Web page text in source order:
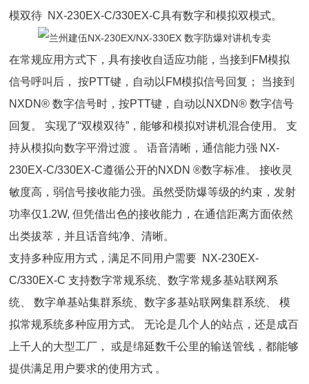
模双待 NX-230EX-C/330EX-C具有数字和模拟双模式。
在常规应用方式下，具有接收自适应功能，当接到FM模拟
信号呼叫后， 按PTT键，自动以FM模拟信号回复； 当接到
NXDN® 数字信号时，按PTT键，自动以NXDN® 数字信号
回复。 实现了“双模双待”，能够和模拟对讲机混合使用。 支
持从模拟向数字平滑过渡 。 语音清晰，通信能力强 NX-
230EX-C/330EX-C遵循公开的NXDN ®数字标准。 接收灵
敏度高，弱信号接收能力强。虽然受防爆等级的约束，发射
功率仅1.2W, 但凭借出色的接收能力，在通信距离方面依然
出类拔萃，并且话音纯净、清晰。
支持多种应用方式，满足不同用户需要 NX-230EX-
C/330EX-C 支持数字常规系统、数字常规多基站联网系
统、 数字单基站集群系统、数字多基站联网集群系统、 模
拟常规系统多种应用方式。 无论是几个人的站点，还是成百
上千人的大型工厂， 或是绵延数千公里的输送管线，都能够
提供满足用户要求的使用方式 。